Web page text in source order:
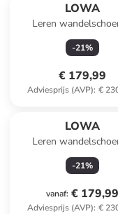
LOWA
Leren
"Renegade EV" grijs/
-21%
€ 179,99
Adviesprijs (AVP): €
LOWA
Leren
"Renegade" bruin
-21%
vanaf: € 179,99
Adviesprijs (AVP): €